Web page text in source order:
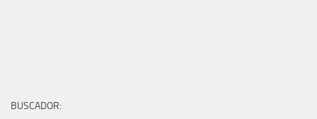
BUSCADOR: